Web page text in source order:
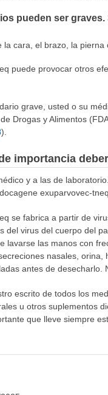
pueden ser
la cara, el brazo, la
puede provocar otros
grave, usted o su
Drogas y Alimentos
).
importancia
y a las de
exuparvovec-tneq.
se fabrica a partir de
del virus del cuerpo del
lavarse las manos con
nasales,
antes de
escrito de todos los
u otros suplementos
que lleve siempre